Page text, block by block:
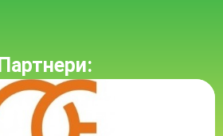
Партнери: